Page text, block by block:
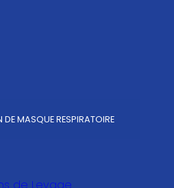
MASQUE RESPIRATOIRE